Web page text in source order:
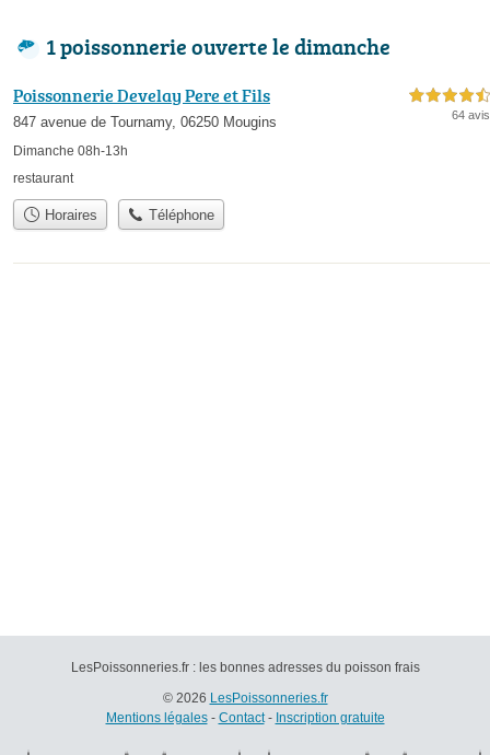
1 poissonnerie ouverte le dimanche
Poissonnerie Develay Pere et Fils
847 avenue de Tournamy, 06250 Mougins
Dimanche 08h-13h
4,5 étoiles sur 5
64 avis
restaurant
Horaires Téléphone
LesPoissonneries.fr : les bonnes adresses du poisson frais
© 2026 LesPoissonneries.fr
Mentions légales- Contact- Inscription gratuite